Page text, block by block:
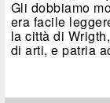
Gli dobbiamo
era facile
la città di
di arti, e patria